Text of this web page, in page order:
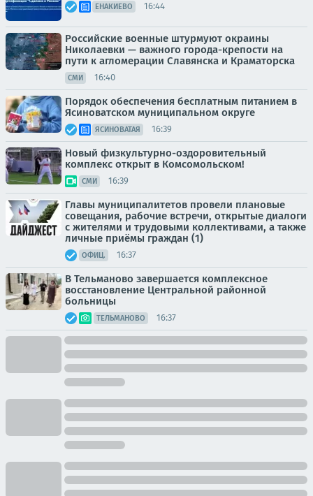
ЕНАКИЕВО 16:44
Российские военные штурмуют окраины
Николаевки — важного города-крепости на
пути к агломерации Славянска и Краматорска
СМИ 16:40
Порядок обеспечения бесплатным питанием в
Ясиноватском муниципальном округе
ЯСИНОВАТАЯ 16:39
Новый физкультурно-оздоровительный
комплекс открыт в Комсомольском!
СМИ 16:39
Главы муниципалитетов провели плановые
совещания, рабочие встречи, открытые диалоги
с жителями и трудовыми коллективами, а также
личные приёмы граждан (1)
ОФИЦ. 16:37
В Тельманово завершается комплексное
восстановление Центральной районной
больницы
ТЕЛЬМАНОВО 16:37